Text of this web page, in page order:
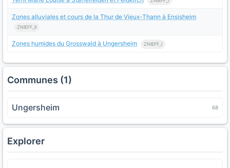
Zones alluviales et cours de la Thur de Vieux-Thann à Ensisheim
ZNIEFF_II
Zones humides du Grosswald à Ungersheim ZNIEFF_I
Communes (1)
Ungersheim 68
Explorer